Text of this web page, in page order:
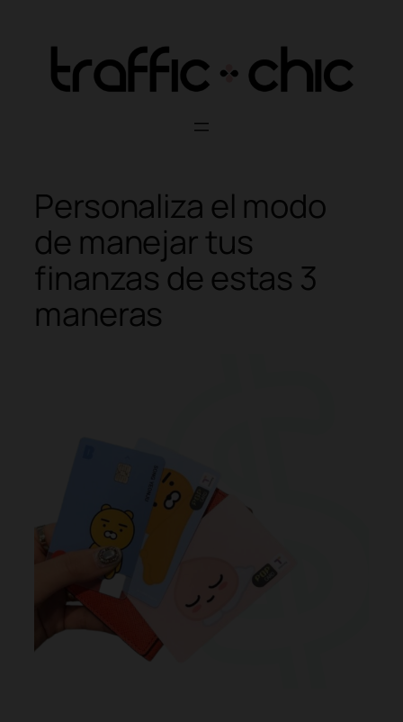
content
Personaliza el modo
de manejar tus
finanzas de estas 3
maneras